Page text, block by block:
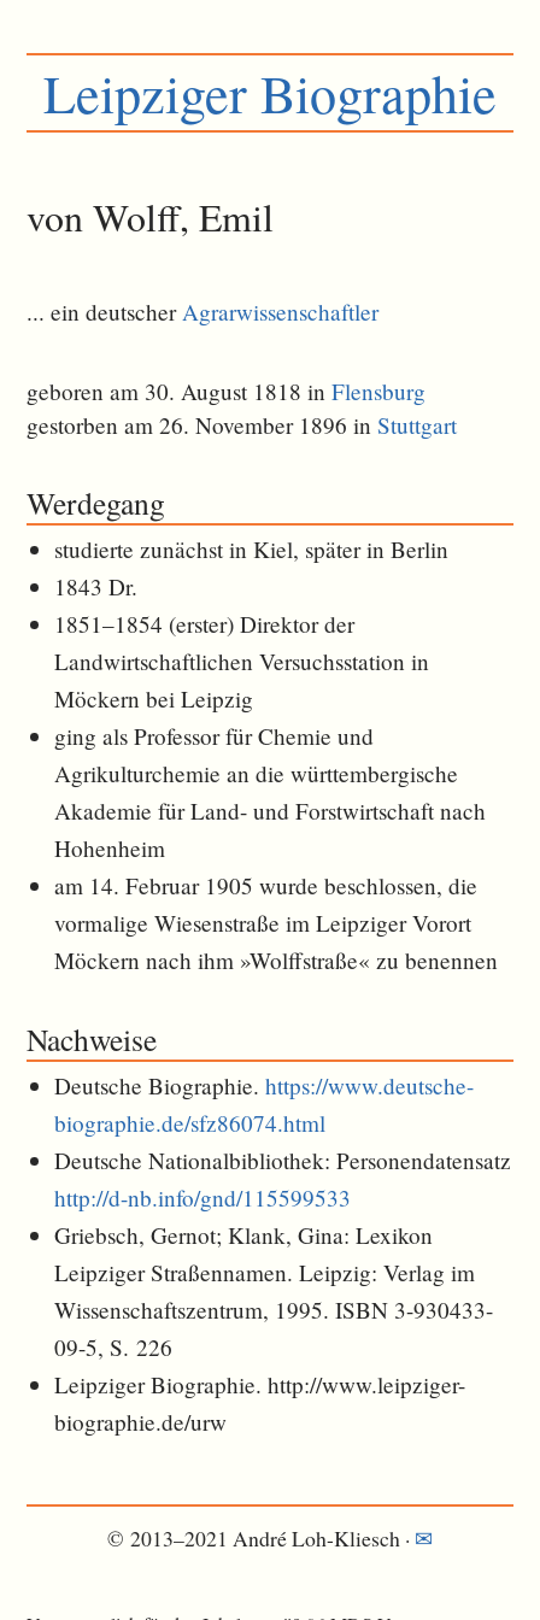
Leipziger Biographie
von Wolff, Emil
... ein deutscher Agrarwissenschaftler
geboren am 30. August 1818 inFlensburg
gestorben am 26. November 1896 inStuttgart
Werdegang
studierte zunächst in Kiel, später in Berlin
1843 Dr.
1851–1854 (erster) Direktor der
Landwirtschaftlichen Versuchsstation in
Möckern bei Leipzig
ging als Professor für Chemie und
Agrikulturchemie an die württembergische
Akademie für Land- und Forstwirtschaft nach
Hohenheim
am 14. Februar 1905 wurde beschlossen, die
vormalige Wiesenstraße im Leipziger Vorort
Möckern nach ihm »Wolffstraße« zu benennen
Nachweise
Deutsche Biographie.https://www.deutsche-
biographie.de/sfz86074.html
Deutsche Nationalbibliothek: Personendatensatz
http://d-nb.info/gnd/115599533
Griebsch, Gernot; Klank, Gina: Lexikon
Leipziger Straßennamen. Leipzig: Verlag im
Wissenschaftszentrum, 1995. ISBN 3-930433-
09-5, S. 226
Leipziger Biographie. http://www.leipziger-
biographie.de/urw
© 2013–2021 André Loh-Kliesch · ✉︎